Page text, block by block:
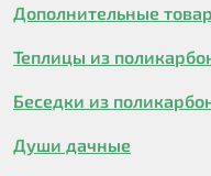
Дополнительные
Теплицы из
Беседки из
Души дачные